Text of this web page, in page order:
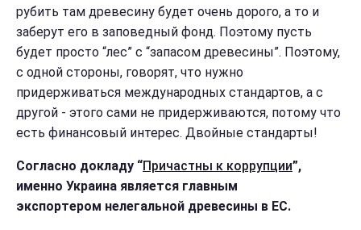
рубить там древесину будет очень дорого, а то и
заберут его в заповедный фонд. Поэтому пусть
будет просто “лес” с “запасом древесины”. Поэтому,
с одной стороны, говорят, что нужно
придерживаться международных стандартов, а с
другой - этого сами не придерживаются, потому что
есть финансовый интерес. Двойные стандарты!
Согласно докладу “Причастны к коррупции”,
именно Украина является главным
экспортером нелегальной древесины в ЕС.